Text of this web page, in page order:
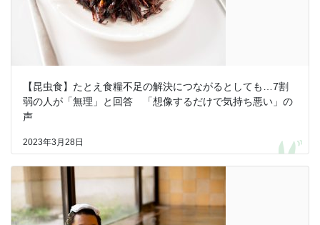
【昆虫食】たとえ食糧不足の解決につながるとしても…7割
弱の人が「無理」と回答 「想像するだけで気持ち悪い」の
声
2023年3月28日